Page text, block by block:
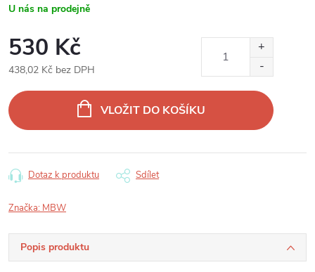
U nás na prodejně
530 Kč
438,02 Kč bez DPH
cena:
VLOŽIT DO KOŠÍKU
Dotaz k produktu Sdílet
Značka: MBW
Popis produktu